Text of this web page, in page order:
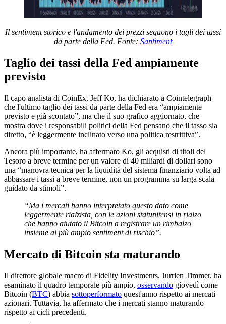
Il sentiment storico e l'andamento dei prezzi seguono i tagli dei tassi
da parte della Fed. Fonte: Santiment
Taglio dei tassi della Fed ampiamente
previsto
Il capo analista di CoinEx, Jeff Ko, ha dichiarato a Cointelegraph
che l'ultimo taglio dei tassi da parte della Fed era “ampiamente
previsto e già scontato”, ma che il suo grafico aggiornato, che
mostra dove i responsabili politici della Fed pensano che il tasso sia
diretto, “è leggermente inclinato verso una politica restrittiva”.
Ancora più importante, ha affermato Ko, gli acquisti di titoli del
Tesoro a breve termine per un valore di 40 miliardi di dollari sono
una “manovra tecnica per la liquidità del sistema finanziario volta ad
abbassare i tassi a breve termine, non un programma su larga scala
guidato da stimoli”.
“Ma i mercati hanno interpretato questo dato come
leggermente rialzista, con le azioni statunitensi in rialzo
che hanno aiutato il Bitcoin a registrare un rimbalzo
insieme al più ampio sentiment di rischio”.
Mercato di Bitcoin sta maturando
Il direttore globale macro di Fidelity Investments, Jurrien Timmer, ha
esaminato il quadro temporale più ampio, osservando giovedì come
Bitcoin (BTC) abbia sottoperformato quest'anno rispetto ai mercati
azionari. Tuttavia, ha affermato che i mercati stanno maturando
rispetto ai cicli precedenti.